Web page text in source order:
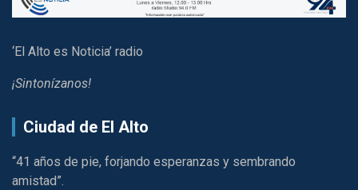
‘El Alto es Noticia’ radio
¡Sintonízanos!
Ciudad de El Alto
“41 años de pie, forjando esperanzas y sembrando
amistad”.